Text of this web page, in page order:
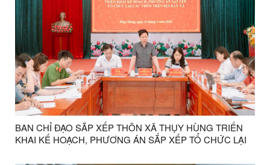
BAN CHỈ ĐẠO SẮP XẾP THÔN XÃ THỤY HÙNG TRIỂN
KHAI KẾ HOẠCH, PHƯƠNG ÁN SẮP XẾP TỔ CHỨC LẠI